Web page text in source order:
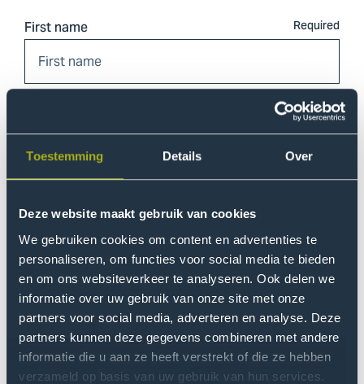
Toestemming Details Over
Deze website maakt gebruik van cookies
We gebruiken cookies om content en advertenties te
personaliseren, om functies voor social media te bieden
en om ons websiteverkeer te analyseren. Ook delen we
informatie over uw gebruik van onze site met onze
partners voor social media, adverteren en analyse. Deze
partners kunnen deze gegevens combineren met andere
informatie die u aan ze heeft verstrekt of die ze hebben
verzameld op basis van uw gebruik van hun services.
First name
Last name
Email address